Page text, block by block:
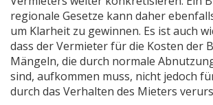
regionale Gesetze kann daher
um Klarheit zu gewinnen. Es ist auch
dass der Vermieter für die Kosten der
Mängeln, die durch normale
sind, aufkommen muss, nicht jedoch
durch das Verhalten des Mieters